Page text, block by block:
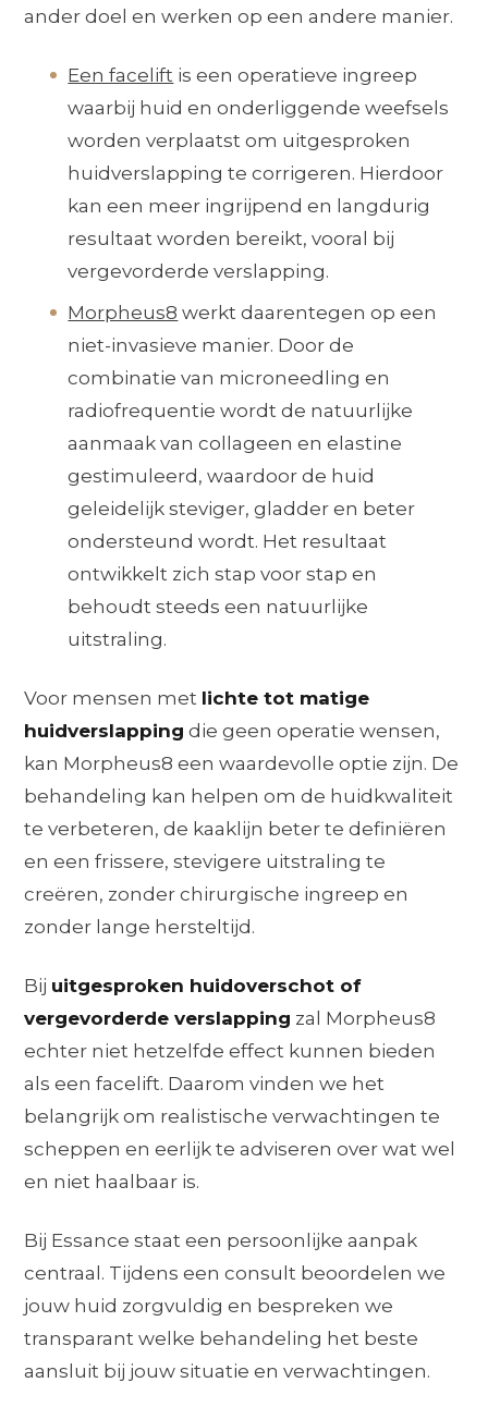
ander doel en werken op een andere manier.
Een facelift is een operatieve ingreep
waarbij huid en onderliggende weefsels
worden verplaatst om uitgesproken
huidverslapping te corrigeren. Hierdoor
kan een meer ingrijpend en langdurig
resultaat worden bereikt, vooral bij
vergevorderde verslapping.
Morpheus8 werkt daarentegen op een
niet-invasieve manier. Door de
combinatie van microneedling en
radiofrequentie wordt de natuurlijke
aanmaak van collageen en elastine
gestimuleerd, waardoor de huid
geleidelijk steviger, gladder en beter
ondersteund wordt. Het resultaat
ontwikkelt zich stap voor stap en
behoudt steeds een natuurlijke
uitstraling.
Voor mensen met lichte tot matige
huidverslapping die geen operatie wensen,
kan Morpheus8 een waardevolle optie zijn. De
behandeling kan helpen om de huidkwaliteit
te verbeteren, de kaaklijn beter te definiëren
en een frissere, stevigere uitstraling te
creëren, zonder chirurgische ingreep en
zonder lange hersteltijd.
Bij uitgesproken huidoverschot of
vergevorderde verslapping zal Morpheus8
echter niet hetzelfde effect kunnen bieden
als een facelift. Daarom vinden we het
belangrijk om realistische verwachtingen te
scheppen en eerlijk te adviseren over wat wel
en niet haalbaar is.
Bij Essance staat een persoonlijke aanpak
centraal. Tijdens een consult beoordelen we
jouw huid zorgvuldig en bespreken we
transparant welke behandeling het beste
aansluit bij jouw situatie en verwachtingen.